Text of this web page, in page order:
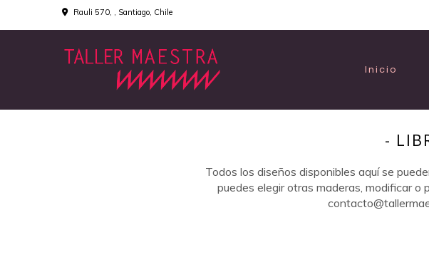
Rauli 570, , Santiago, Chile
Inicio
-
Todos los diseños disponibles aquí se
puedes elegir otras maderas, modificar o